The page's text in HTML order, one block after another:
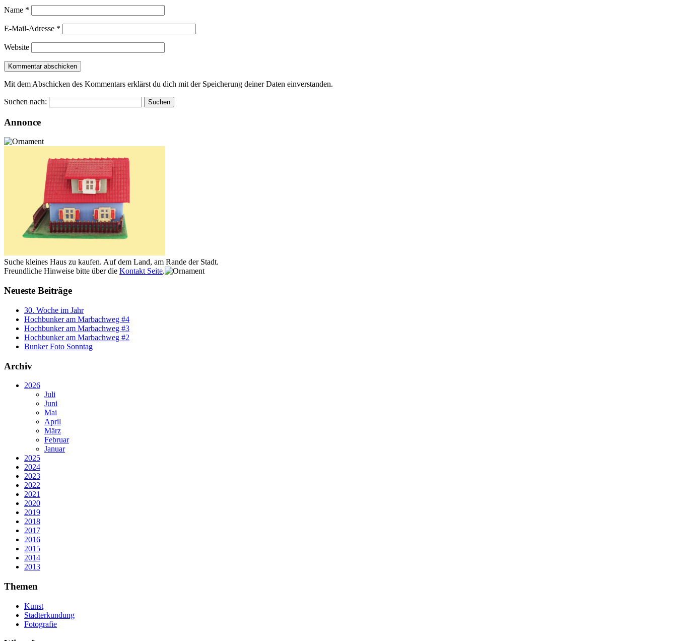
Name *
E-Mail-Adresse *
Website
Mit dem Abschicken des Kommentars erklärst du dich mit der Speicherung deiner Daten einverstanden.
Suchen nach:
Annonce
Suche kleines Haus zu kaufen. Auf dem Land, am Rande der Stadt.
Freundliche Hinweise bitte über die Kontakt Seite.
Neueste Beiträge
30. Woche im Jahr
Hochbunker am Marbachweg #4
Hochbunker am Marbachweg #3
Hochbunker am Marbachweg #2
Bunker Foto Sonntag
Archiv
2026
Juli
Juni
Mai
April
März
Februar
Januar
2025
2024
2023
2022
2021
2020
2019
2018
2017
2016
2015
2014
2013
Themen
Kunst
Stadterkundung
Fotografie